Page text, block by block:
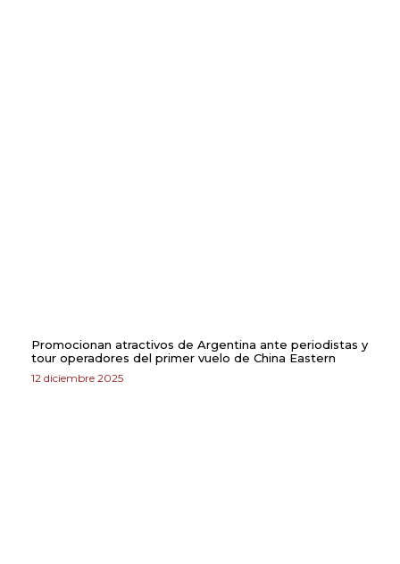
Promocionan atractivos de Argentina ante periodistas y
tour operadores del primer vuelo de China Eastern
12 diciembre 2025